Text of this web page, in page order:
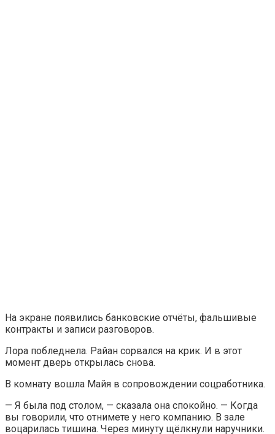
На экране появились банковские отчёты, фальшивые
контракты и записи разговоров.
Лора побледнела. Райан сорвался на крик. И в этот
момент дверь открылась снова.
В комнату вошла Майя в сопровождении соцработника.
— Я была под столом, — сказала она спокойно. — Когда
вы говорили, что отнимете у него компанию. В зале
воцарилась тишина. Через минуту щёлкнули наручники.